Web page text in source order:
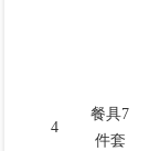
4
餐具7
件套